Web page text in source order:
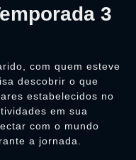
3
com quem esteve
descobrir o que
estabelecidos no
em sua
com o mundo
a jornada.